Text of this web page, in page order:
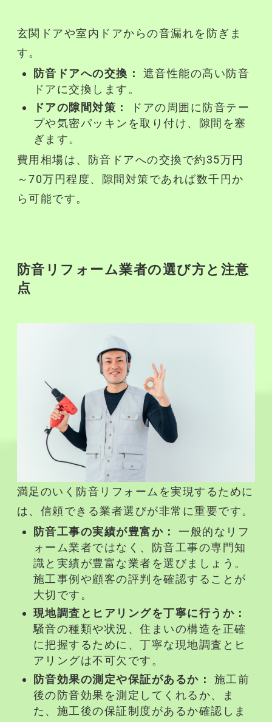
玄関ドアや室内ドアからの音漏れを防ぎま
す。
防音 ドアへの交換： 遮音性能の高い防音
ドアに交換します。
ドアの隙間対策：
ドアの周囲に防音テー
プや気密パッキンを取り付け、隙間を塞
ぎます。
費用相場は、 防音 ドアへの交換で約35万円
～70万円程度、隙間対策であれば数千円か
ら可能です。
防音リフォーム業者の選び方と注意
点
満足のいく 防音リフォーム を実現するために
は、信頼できる業者選びが非常に重要です。
防音工事の実績が豊富か： 一般的な リフ
ォーム業者ではなく、 防音工事の専門知
識と実績が豊富な業者を選びましょう。
施工事例や顧客の評判を確認することが
大切です。
現地調査とヒアリングを丁寧に行うか：
騒音の種類や状況、住まいの構造を正確
に把握するために、丁寧な現地調査とヒ
アリングは不可欠です。
防音効果の測定や保証があるか：
施工前
後の防音効果を測定してくれるか、ま
た、施工後の保証制度があるか確認しま